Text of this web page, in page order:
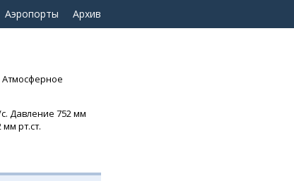
Аэропорты Архив
Атмосферное
Давление 752 мм
рт.ст.